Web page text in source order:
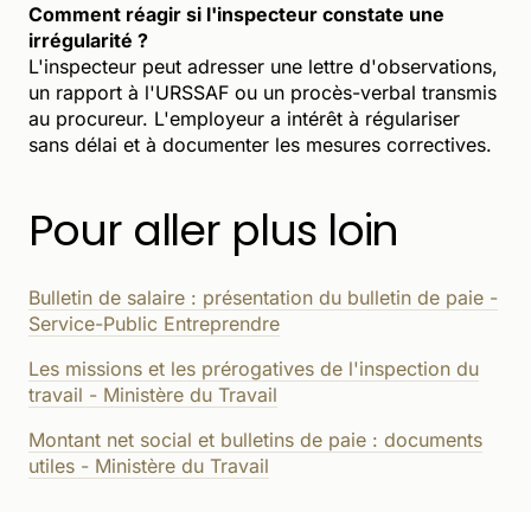
Comment réagir si l'inspecteur constate une
irrégularité ?
L'inspecteur peut adresser une lettre d'observations,
un rapport à l'URSSAF ou un procès-verbal transmis
au procureur. L'employeur a intérêt à régulariser
sans délai et à documenter les mesures correctives.
Pour aller plus loin
Bulletin de salaire : présentation du bulletin de paie -
Service-Public Entreprendre
Les missions et les prérogatives de l'inspection du
travail - Ministère du Travail
Montant net social et bulletins de paie : documents
utiles - Ministère du Travail